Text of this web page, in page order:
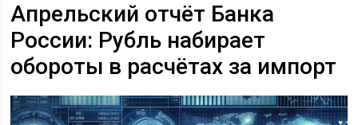
Апрельский отчёт Банка
России: Рубль набирает
обороты в расчётах за импорт